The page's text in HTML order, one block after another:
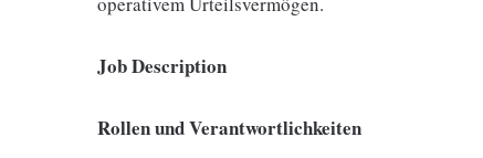
Job Description
Rollen und Verantwortlichkeiten